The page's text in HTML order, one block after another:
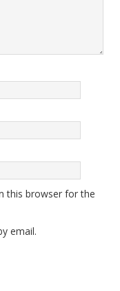
this browser for the
email.